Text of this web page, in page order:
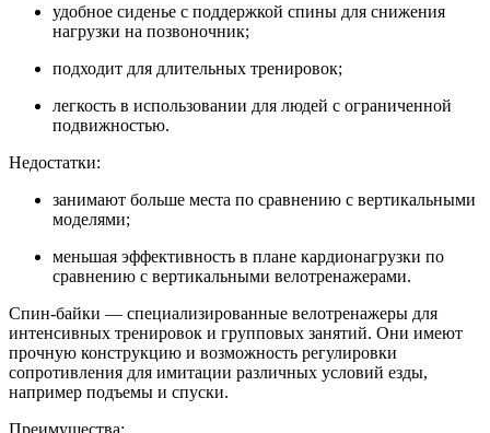
удобное сиденье с поддержкой спины для снижения
нагрузки на позвоночник;
подходит для длительных тренировок;
легкость в использовании для людей с ограниченной
подвижностью.
Недостатки:
занимают больше места по сравнению с вертикальными
моделями;
меньшая эффективность в плане кардионагрузки по
сравнению с вертикальными велотренажерами.
Спин-байки — специализированные велотренажеры для
интенсивных тренировок и групповых занятий. Они имеют
прочную конструкцию и возможность регулировки
сопротивления для имитации различных условий езды,
например подъемы и спуски.
Преимущества: